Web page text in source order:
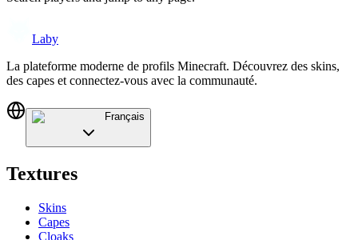
Laby
La plateforme moderne de profils Minecraft. Découvrez des skins,
des capes et connectez-vous avec la communauté.
Français
Textures
Skins
Capes
Cloaks